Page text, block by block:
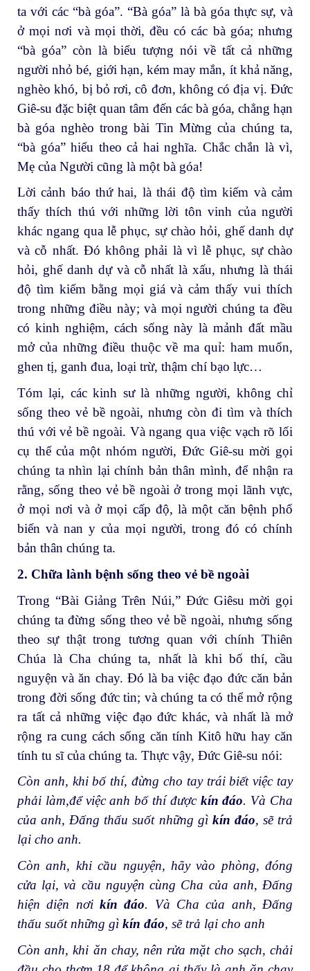
ta với các “bà góa”. “Bà góa” là bà góa thực sự, và
ở mọi nơi và mọi thời, đều có các bà góa; nhưng
“bà góa” còn là biểu tượng nói về tất cả những
người nhỏ bé, giới hạn, kém may mắn, ít khả năng,
nghèo khó, bị bỏ rơi, cô đơn, không có địa vị. Đức
Giê-su đặc biệt quan tâm đến các bà góa, chẳng hạn
bà góa nghèo trong bài Tin Mừng của chúng ta,
“bà góa” hiểu theo cả hai nghĩa. Chắc chắn là vì,
Mẹ của Người cũng là một bà góa!
Lời cảnh báo thứ hai, là thái độ tìm kiếm và cảm
thấy thích thú với những lời tôn vinh của người
khác ngang qua lễ phục, sự chào hỏi, ghế danh dự
và cỗ nhất. Đó không phải là vì lễ phục, sự chào
hỏi, ghế danh dự và cỗ nhất là xấu, nhưng là thái
độ tìm kiếm bằng mọi giá và cảm thấy vui thích
trong những điều này; và mọi người chúng ta đều
có kinh nghiệm, cách sống này là mảnh đất mầu
mở của những điều thuộc về ma quỉ: ham muốn,
ghen tị, ganh đua, loại trừ, thậm chí bạo lực…
Tóm lại, các kinh sư là những người, không chỉ
sống theo vẻ bề ngoài, nhưng còn đi tìm và thích
thú với vẻ bề ngoài. Và ngang qua việc vạch rõ lối
cụ thể của một nhóm người, Đức Giê-su mời gọi
chúng ta nhìn lại chính bản thân mình, để nhận ra
rằng, sống theo vẻ bề ngoài ở trong mọi lãnh vực,
ở mọi nơi và ở mọi cấp độ, là một căn bệnh phổ
biến và nan y của mọi người, trong đó có chính
bản thân chúng ta.
2. Chữa lành bệnh sống theo vẻ bề ngoài
Trong “Bài Giảng Trên Núi,” Đức Giêsu mời gọi
chúng ta đừng sống theo vẻ bề ngoài, nhưng sống
theo sự thật trong tương quan với chính Thiên
Chúa là Cha chúng ta, nhất là khi bố thí, cầu
nguyện và ăn chay. Đó là ba việc đạo đức căn bản
trong đời sống đức tin; và chúng ta có thể mở rộng
ra tất cả những việc đạo đức khác, và nhất là mở
rộng ra cung cách sống căn tính Kitô hữu hay căn
tính tu sĩ của chúng ta. Thực vậy, Đức Giê-su nói:
Còn anh, khi bố thí, đừng cho tay trái biết việc tay
phải làm,để việc anh bố thí được kín đáo. Và Cha
của anh, Đấng thấu suốt những gì kín đáo, sẽ trả
lại cho anh.
Còn anh, khi cầu nguyện, hãy vào phòng, đóng
cửa lại, và cầu nguyện cùng Cha của anh, Đấng
hiện diện nơi kín đáo. Và Cha của anh, Đấng
thấu suốt những gì kín đáo, sẽ trả lại cho anh
Còn anh, khi ăn chay, nên rửa mặt cho sạch, chải